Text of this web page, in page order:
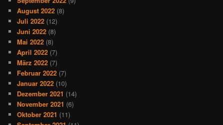
August 2022 (8)
Juli 2022 (12)
Juni 2022 (8)
Mai 2022 (8)
April 2022 (7)
März 2022 (7)
Februar 2022 (7)
Januar 2022 (10)
Dezember 2021 (14)
November 2021 (6)
Oktober 2021 (11)